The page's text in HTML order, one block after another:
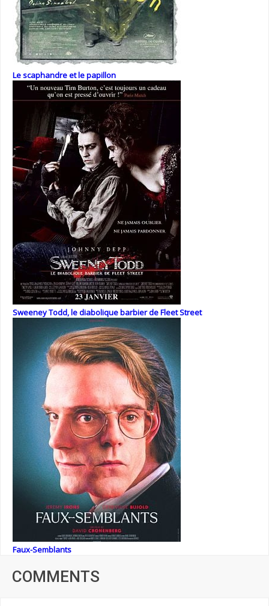
Le scaphandre et le papillon
Sweeney Todd, le diabolique barbier de Fleet Street
Faux-Semblants
COMMENTS